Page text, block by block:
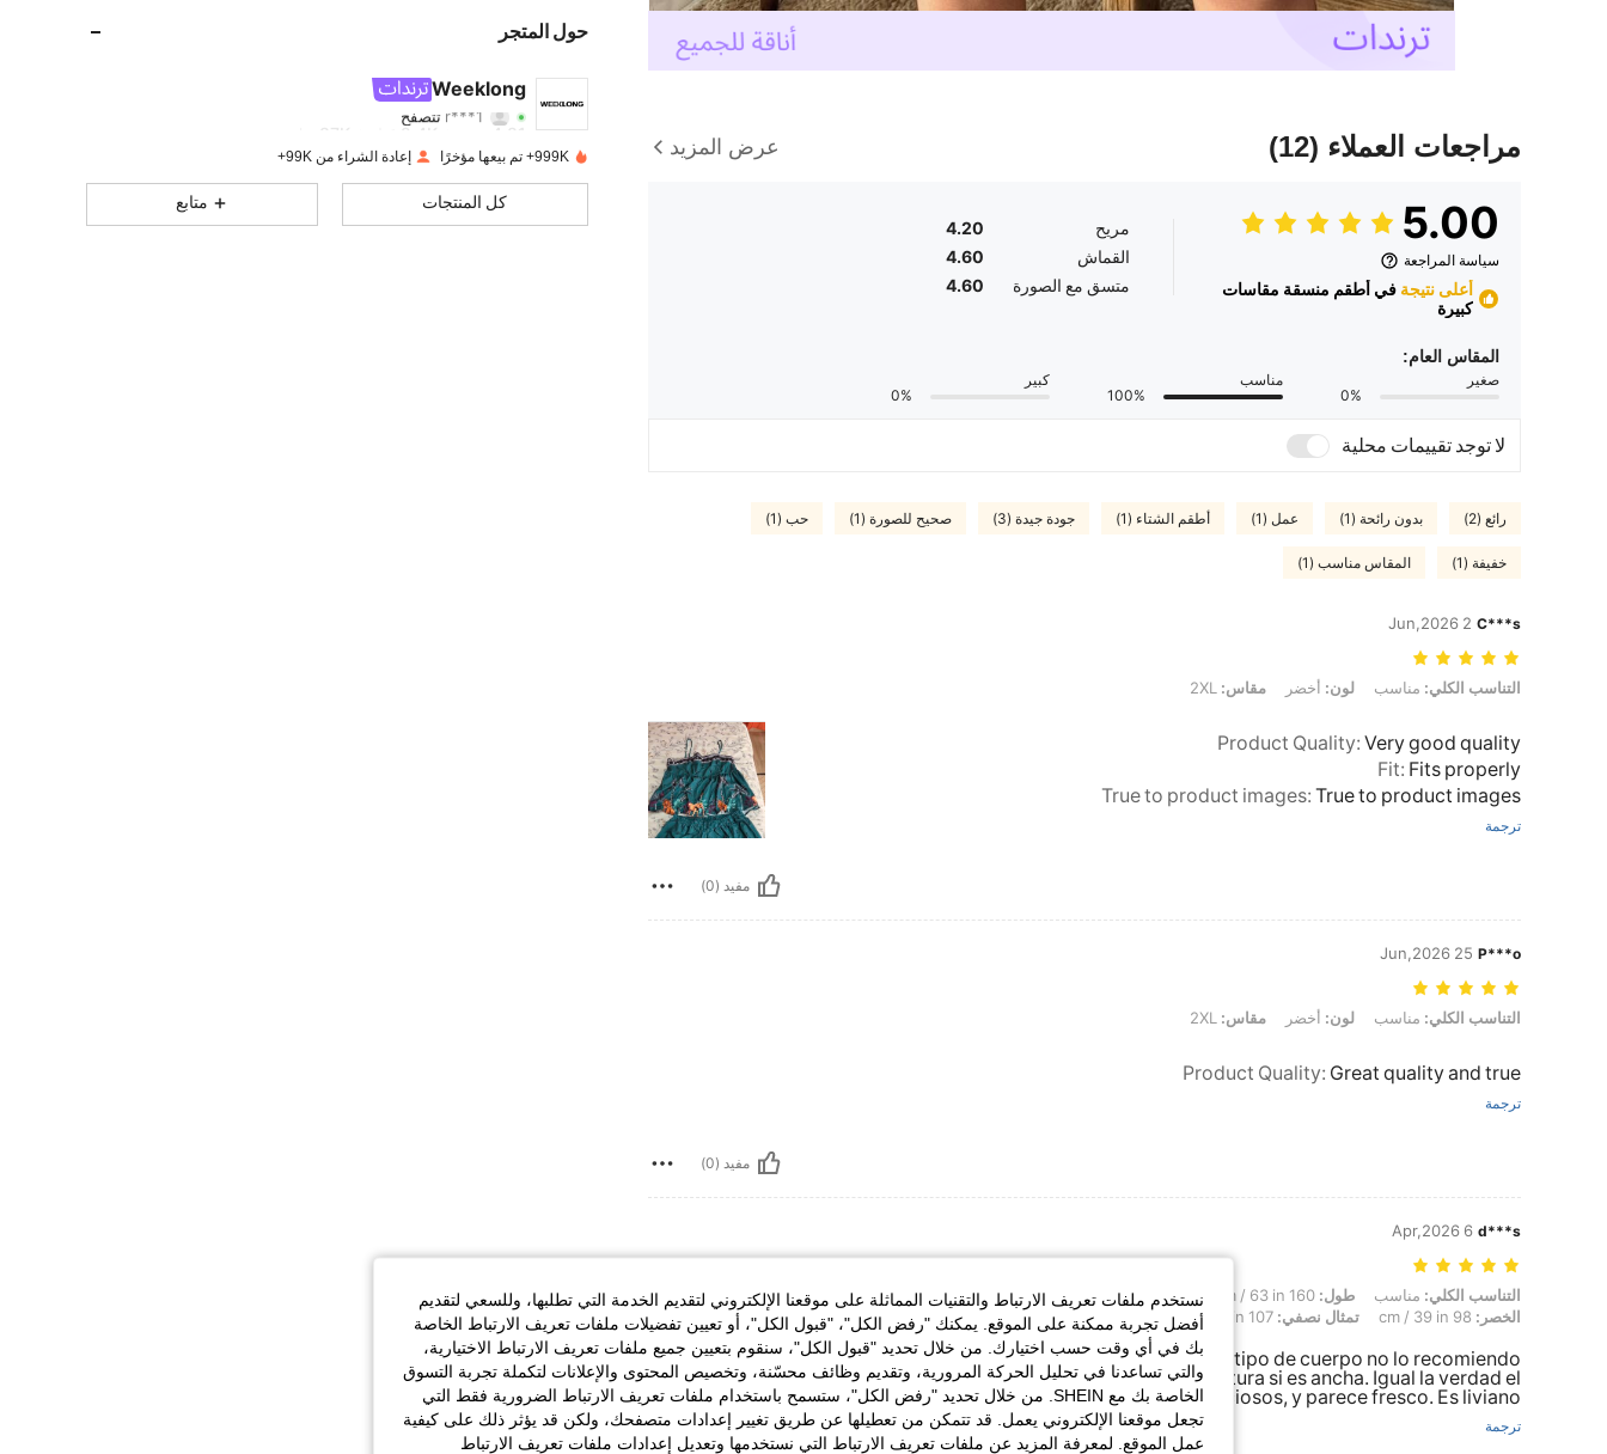
مراجعات العملاء (12) عرض المزيد
5.00
سياسة المراجعة
أعلى نتيجة في أطقم منسقة مقاسات
كبيرة
مريح
4.20
القماش
4.60
متسق مع الصورة
4.60
المقاس العام:
صغير
0%
مناسب
100%
كبير
0%
لا توجد تقييمات محلية
رائع (2) بدون رائحة (1) عمل (1) أطقم الشتاء (1) جودة جيدة (3) صحيح للصورة (1) حب (1)
خفيفة (1) المقاس مناسب (1)
C***s
2 Jun,2026
التناسب الكلي: مناسب, لون: أخضر, مقاس: 2XL
التناسب الكلي: مناسب لون: أخضر مقاس:
Product Quality: Very good quality
Fit: Fits properly
True to product images: True to product images
ترجمة
مفيد (0)
P***o
25 Jun,2026
التناسب الكلي: مناسب, لون: أخضر, مقاس: 2XL
التناسب الكلي: مناسب لون: أخضر مقاس:
Product Quality: Great quality and true
ترجمة
مفيد (0)
d***s
6 Apr,2026
التناسب الكلي: مناسب, طول: 160 cm / 63 in, الوزن: 71 kg / 157 lbs, شكل الجسم: تفاح, الوركين: 109 cm / 43 in, الخصر: 98 cm / 39 in, تمثال نصفي: 107 cm / 42.1 in, لون: أخضر, مقاس: 0XL
التناسب الكلي: مناسب طول: الوزن: شكل الجسم:تفاح الوركين:
الخصر:
تمثال نصفي: لون: أخضر مقاس:
Me fué bien y es honito, pero para mí tipo de cuerpo no lo recomiendo
porque resalta mucho la cintura si es ancha. Igual la verdad el
estampado y color son preciosos, y parece fresco. Es liviano.
ترجمة
حول المتجر
Weeklong
تتصفح
4.81 تقييم 2.4K
4.81
2.4K
87K
999K+ تم بيعها مؤخرًا إعادة الشراء من 99K+
كل المنتجات متابع
نستخدم ملفات تعريف الارتباط والتقنيات المماثلة على موقعنا الإلكتروني لتقديم الخدمة التي تطلبها، وللسعي لتقديم
أفضل تجربة ممكنة على الموقع. يمكنك "رفض الكل"، "قبول الكل"، أو تعيين تفضيلات ملفات تعريف الارتباط الخاصة
بك في أي وقت حسب اختيارك. من خلال تحديد "قبول الكل"، سنقوم بتعيين جميع ملفات تعريف الارتباط الاختيارية،
والتي تساعدنا في تحليل الحركة المرورية، وتقديم وظائف محسّنة، وتخصيص المحتوى والإعلانات لتكملة تجربة التسوق
الخاصة بك مع SHEIN. من خلال تحديد "رفض الكل"، ستسمح باستخدام ملفات تعريف الارتباط الضرورية فقط التي
تجعل موقعنا الإلكتروني يعمل. قد تتمكن من تعطيلها عن طريق تغيير إعدادات متصفحك، ولكن قد يؤثر ذلك على كيفية
عمل الموقع. لمعرفة المزيد عن ملفات تعريف الارتباط التي نستخدمها وتعديل إعدادات ملفات تعريف الارتباط